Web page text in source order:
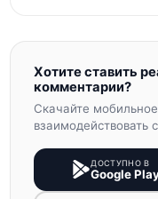
Хотите ставить
комментарии?
Скачайте
взаимодействовать
ДОСТУПНО В
Google